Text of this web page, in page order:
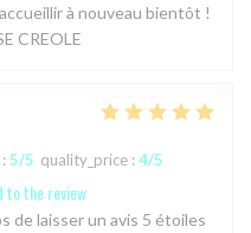
à nouveau bientôt !
CREOLE
: 5/5 quality_price : 4/5
to the review
de laisser un avis 5 étoiles